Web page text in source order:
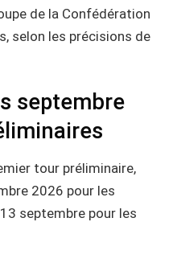
de la Confédération
selon les précisions de
septembre
tour préliminaire,
2026 pour les
septembre pour les